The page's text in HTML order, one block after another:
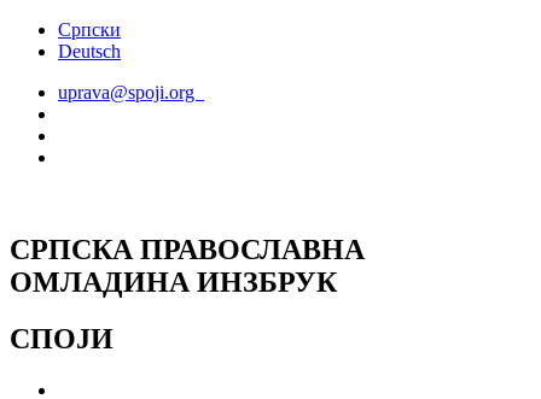
СкочитеСрпски
Deutsch
uprava@spoji.org
СРПСКА ПРАВОСЛАВНА
ОМЛАДИНА ИНЗБРУК
СПОЈИ